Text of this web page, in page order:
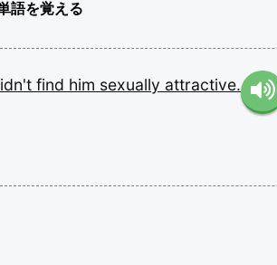
語を覚える
find him sexually attractive.